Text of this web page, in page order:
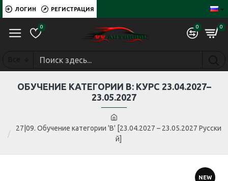
ЛОГИН РЕГИСТРАЦИЯ
0 0 0
27|09. Обучение категории 'B' [23.04.2027 – 23.05.2027 Русски
й]
ОБУЧЕНИЕ КАТЕГОРИИ B: КУРС 23.04.2027–
23.05.2027
NEW